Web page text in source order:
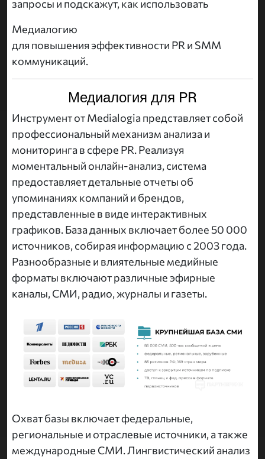
запросы и подскажут, как использовать
Медиалогию
для повышения эффективности PR и SMM
коммуникаций.
Медиалогия для PR
Инструмент от Medialogia представляет собой
профессиональный механизм анализа и
мониторинга в сфере PR. Реализуя
моментальный онлайн-анализ, система
предоставляет детальные отчеты об
упоминаниях компаний и брендов,
представленные в виде интерактивных
графиков. База данных включает более 50 000
источников, собирая информацию с 2003 года.
Разнообразные и влиятельные медийные
форматы включают различные эфирные
каналы, СМИ, радио, журналы и газеты.
Охват базы включает федеральные,
региональные и отраслевые источники, а также
международные СМИ. Лингвистический анализ